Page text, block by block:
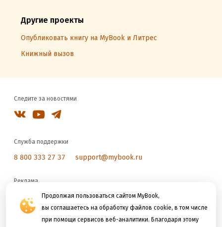
Продолжая пользоваться сайтом MyBook,
вы соглашаетесь на обработку файлов cookie, в том числе
при помощи сервисов веб-аналитики. Благодаря этому
Другие проекты
Опубликовать книгу на MyBook и Литрес
Книжный вызов
Следите за новостями
Служба поддержки
8 800 333 27 37 support@mybook.ru
Реклама
reklama@litres.ru
Мы принимаем к оплате